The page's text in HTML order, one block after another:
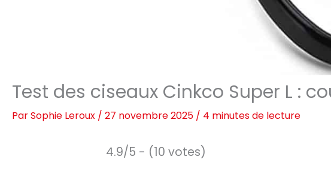
Test des ciseaux Cinkco Super L :
ParSophie Leroux / 27 novembre 2025 / 4 minutes de lecture
4.9/5 - (10 votes)